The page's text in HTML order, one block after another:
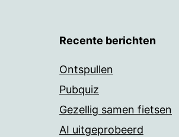
Recente berichten
Ontspullen
Pubquiz
Gezellig samen fietsen
AI uitgeprobeerd